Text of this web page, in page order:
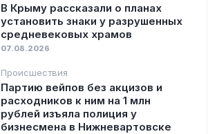
В Крыму рассказали о планах
установить знаки у разрушенных
средневековых храмов
07.08.2026
Происшествия
Партию вейпов без акцизов и
расходников к ним на 1 млн
рублей изъяла полиция у
бизнесмена в Нижневартовске